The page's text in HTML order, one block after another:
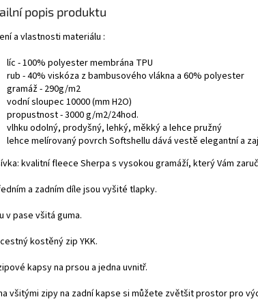
popis produktu
a vlastnosti materiálu :
líc - 100% polyester membrána TPU
rub - 40% viskóza z bambusového vlákna a 60% polyester
gramáž - 290g/m2
vodní sloupec 10000 (mm H2O)
propustnost - 3000 g/m2/24hod.
vlhku odolný, prodyšný, lehký, měkký a lehce pružný
lehce melírovaný povrch Softshellu dává vestě elegantní a
kvalitní fleece Sherpa s vysokou gramáží, který Vám
a zadním díle jsou vyšité tlapky.
v pase všitá guma.
kostěný zip YKK.
kapsy na prsou a jedna uvnitř.
všitými zipy na zadní kapse si můžete zvětšit prostor pro